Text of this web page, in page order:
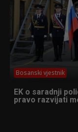
Bosanski vjestnik
EK o saradnji
pravo razvijati